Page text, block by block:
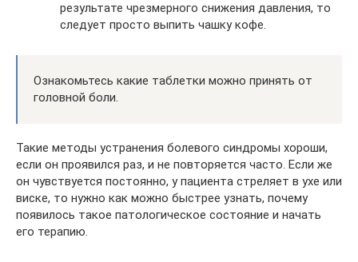
результате чрезмерного снижения давления, то
следует просто выпить чашку кофе.
Ознакомьтесь какие таблетки можно принять от
головной боли.
Такие методы устранения болевого синдромы хороши,
если он проявился раз, и не повторяется часто. Если же
он чувствуется постоянно, у пациента стреляет в ухе или
виске, то нужно как можно быстрее узнать, почему
появилось такое патологическое состояние и начать
его терапию.